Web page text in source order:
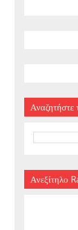
Αναζητήστε
Ανεξίτηλο